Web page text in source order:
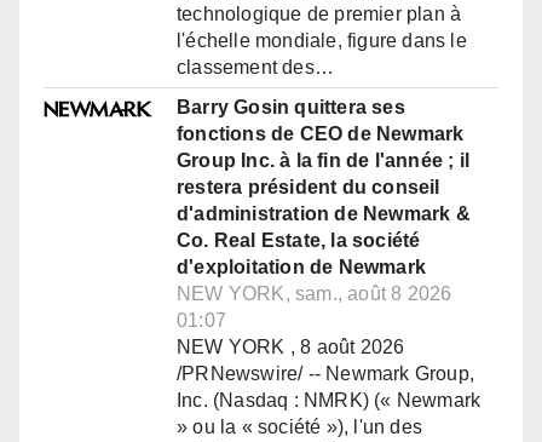
technologique de premier plan à
l'échelle mondiale, figure dans le
classement des…
Barry Gosin quittera ses
fonctions de CEO de Newmark
Group Inc. à la fin de l'année ; il
restera président du conseil
d'administration de Newmark &
Co. Real Estate, la société
d'exploitation de Newmark
NEW YORK, sam., août 8 2026
01:07
NEW YORK , 8 août 2026
/PRNewswire/ -- Newmark Group,
Inc. (Nasdaq : NMRK) (« Newmark
» ou la « société »), l'un des